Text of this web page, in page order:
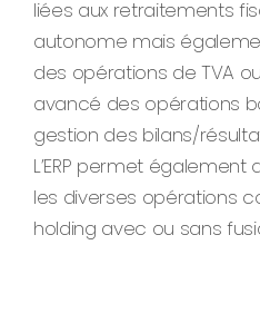
liées aux retraitements
autonome mais
des opérations de TVA
avancé des opérations
gestion des bilans/
L’ERP permet
les diverses opérations
holding avec ou sans